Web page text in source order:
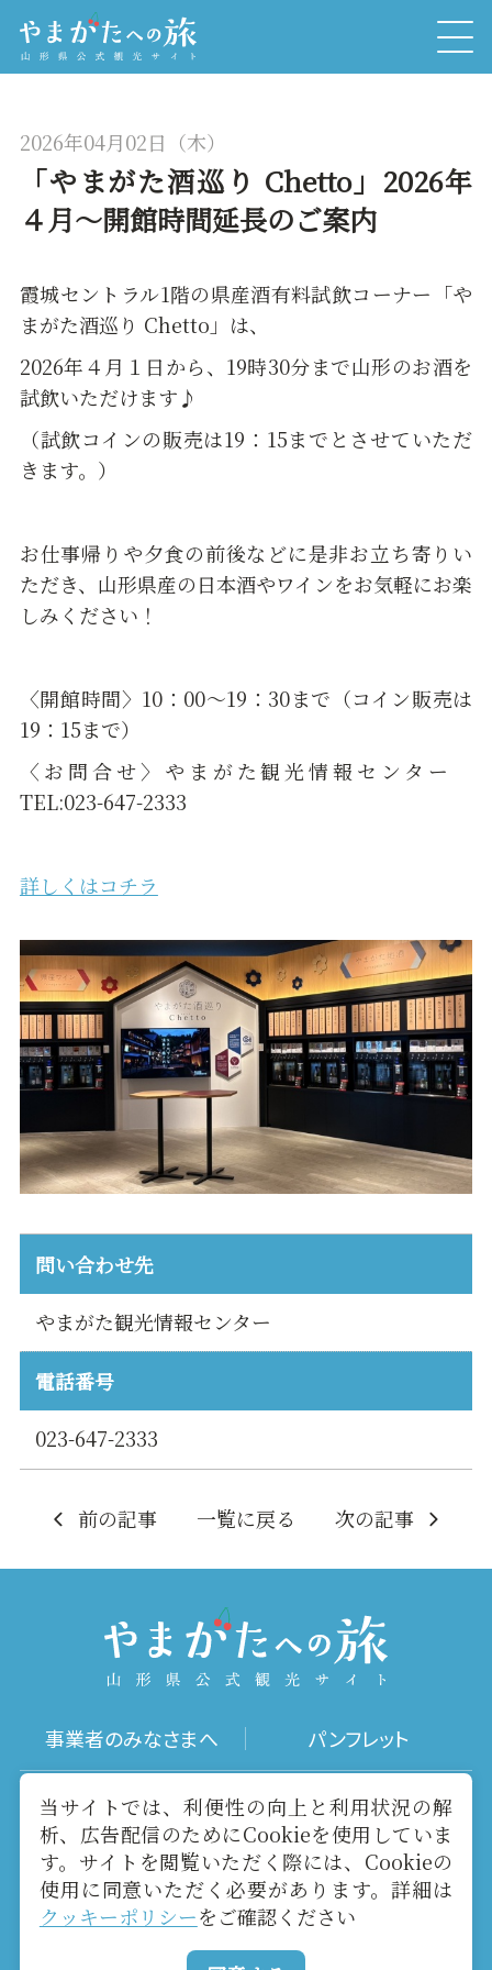
「やまがた酒巡り Chetto」2026年
４月～開館時間延長のご案内
2026年04月02日（木）
霞城セントラル1階の県産酒有料試飲コーナー「や
まがた酒巡り Chetto」は、
2026年４月１日から、19時30分まで山形のお酒を
試飲いただけます♪
（試飲コインの販売は19：15までとさせていただ
きます。）
お仕事帰りや夕食の前後などに是非お立ち寄りい
ただき、山形県産の日本酒やワインをお気軽にお楽
しみください！
〈開館時間〉10：00～19：30まで（コイン販売は
19：15まで）
〈お問合せ〉やまがた観光情報センター
TEL:023-647-2333
詳しくはコチラ
問い合わせ先
やまがた観光情報センター
電話番号
023-647-2333
前の記事 一覧に戻る 次の記事
事業者のみなさまへ パンフレット
写真ダウンロード 動画ギャラリー
お役立ちリンク 当サイトについて
メールマガジン お問い合わせ
当サイトでは、利便性の向上と利用状況の解
析、広告配信のためにCookieを使用していま
す。サイトを閲覧いただく際には、Cookieの
使用に同意いただく必要があります。詳細は
クッキーポリシーをご確認ください